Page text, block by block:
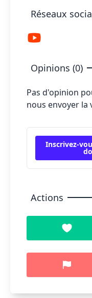
Réseaux
Opinions (0)
Pas d'opinion
nous envoyer la
Inscrivez-
Actions